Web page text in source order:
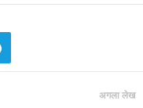
अगला लेख